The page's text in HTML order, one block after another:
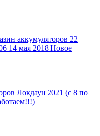
аккумуляторов 22
14 мая 2018 Новое
Локдаун 2021 (с 8 по